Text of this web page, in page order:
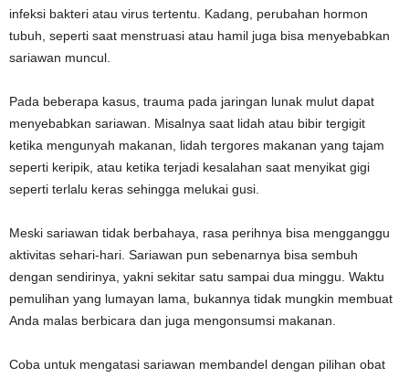
infeksi bakteri atau virus tertentu. Kadang, perubahan hormon
tubuh, seperti saat menstruasi atau hamil juga bisa menyebabkan
sariawan muncul.
Pada beberapa kasus, trauma pada jaringan lunak mulut dapat
menyebabkan sariawan. Misalnya saat lidah atau bibir tergigit
ketika mengunyah makanan, lidah tergores makanan yang tajam
seperti keripik, atau ketika terjadi kesalahan saat menyikat gigi
seperti terlalu keras sehingga melukai gusi.
Meski sariawan tidak berbahaya, rasa perihnya bisa mengganggu
aktivitas sehari-hari. Sariawan pun sebenarnya bisa sembuh
dengan sendirinya, yakni sekitar satu sampai dua minggu. Waktu
pemulihan yang lumayan lama, bukannya tidak mungkin membuat
Anda malas berbicara dan juga mengonsumsi makanan.
Coba untuk mengatasi sariawan membandel dengan pilihan obat